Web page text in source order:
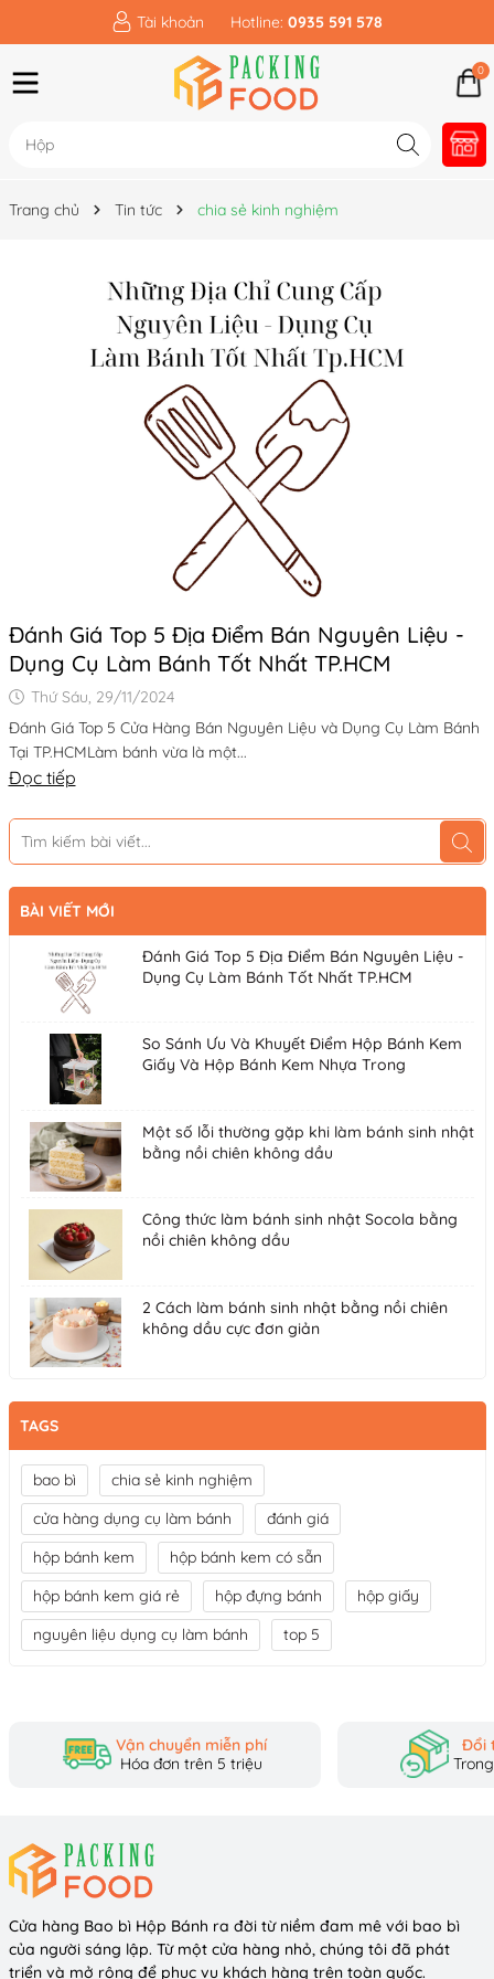
Tài khoản Hotline: 0935 591 578
0
Trang chủ Tin tức chia sẻ kinh nghiệm
Đánh Giá Top 5 Địa Điểm Bán Nguyên Liệu -
Dụng Cụ Làm Bánh Tốt Nhất TP.HCM
Thứ Sáu, 29/11/2024
Đánh Giá Top 5 Cửa Hàng Bán Nguyên Liệu và Dụng Cụ Làm Bánh
Tại TP.HCMLàm bánh vừa là một...
Đọc tiếp
BÀI VIẾT MỚI
Đánh Giá Top 5 Địa Điểm Bán Nguyên Liệu -
Dụng Cụ Làm Bánh Tốt Nhất TP.HCM
So Sánh Ưu Và Khuyết Điểm Hộp Bánh Kem
Giấy Và Hộp Bánh Kem Nhựa Trong
Một số lỗi thường gặp khi làm bánh sinh nhật
bằng nồi chiên không dầu
Công thức làm bánh sinh nhật Socola bằng
nồi chiên không dầu
2 Cách làm bánh sinh nhật bằng nồi chiên
không dầu cực đơn giản
TAGS
bao bì
chia sẻ kinh nghiệm
cửa hàng dụng cụ làm bánh
đánh giá
hộp bánh kem
hộp bánh kem có sẵn
hộp bánh kem giá rẻ
hộp đựng bánh
hộp giấy
nguyên liệu dụng cụ làm bánh
top 5
Vận chuyển miễn phí
Hóa đơn trên 5 triệu
Đổi
Cửa hàng Bao bì Hộp Bánh ra đời từ niềm đam mê với bao bì
của người sáng lập. Từ một cửa hàng nhỏ, chúng tôi đã phát
triển và mở rộng để phục vụ khách hàng trên toàn quốc.